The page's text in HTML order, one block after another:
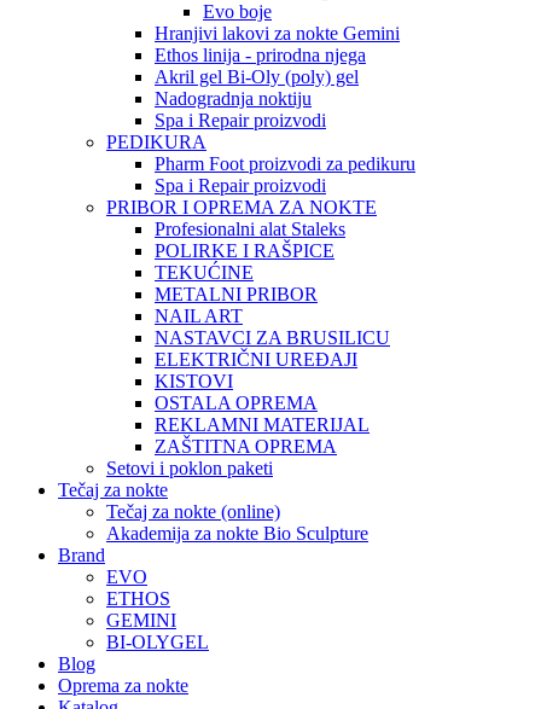
Evo boje
Hranjivi lakovi za nokte Gemini
Ethos linija - prirodna njega
Akril gel Bi-Oly (poly) gel
Nadogradnja noktiju
Spa i Repair proizvodi
PEDIKURA
Pharm Foot proizvodi za pedikuru
Spa i Repair proizvodi
PRIBOR I OPREMA ZA NOKTE
Profesionalni alat Staleks
POLIRKE I RAŠPICE
TEKUĆINE
METALNI PRIBOR
NAIL ART
NASTAVCI ZA BRUSILICU
ELEKTRIČNI UREĐAJI
KISTOVI
OSTALA OPREMA
REKLAMNI MATERIJAL
ZAŠTITNA OPREMA
Setovi i poklon paketi
Tečaj za nokte
Tečaj za nokte (online)
Akademija za nokte Bio Sculpture
Brand
EVO
ETHOS
GEMINI
BI-OLYGEL
Blog
Oprema za nokte